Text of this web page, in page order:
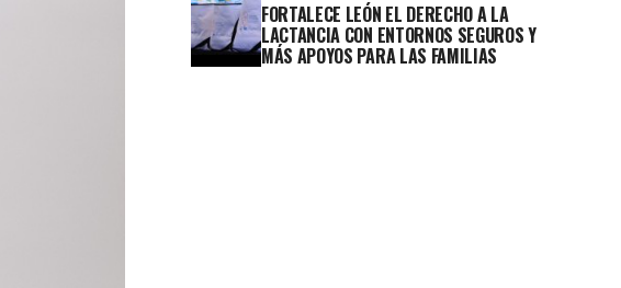
FORTALECE LEÓN EL DERECHO A LA
LACTANCIA CON ENTORNOS SEGUROS Y
MÁS APOYOS PARA LAS FAMILIAS